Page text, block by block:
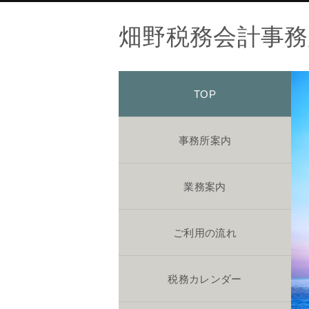
畑野税務会計事
TOP
事務所案内
業務案内
ご利用の流れ
税務カレンダー